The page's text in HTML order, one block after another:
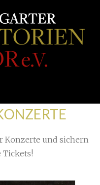
Konzerte und sichern
Tickets!